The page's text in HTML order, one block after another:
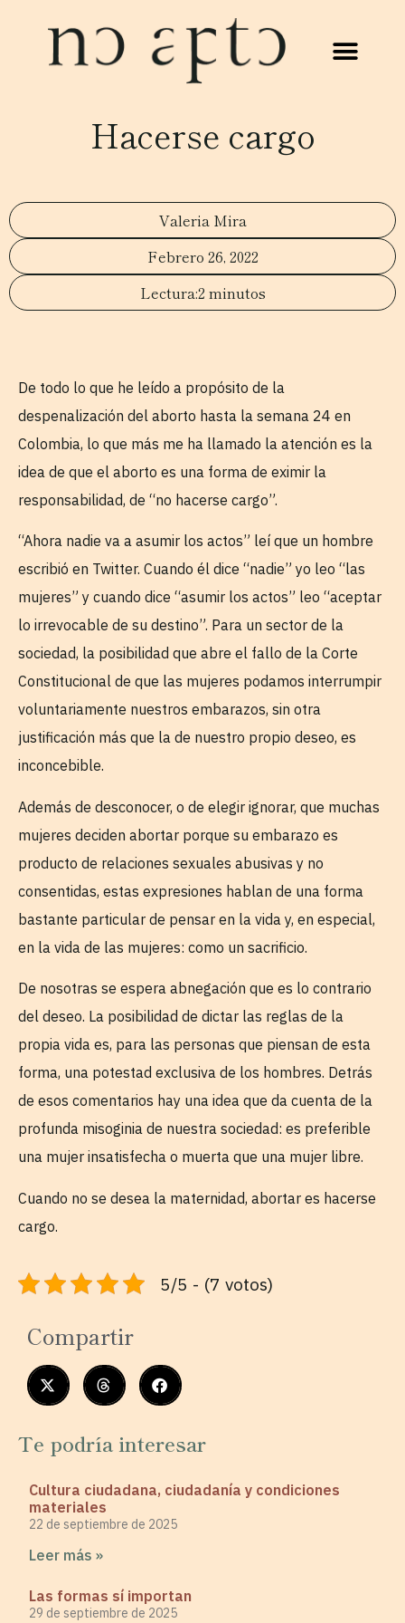
Hacerse cargo
Valeria Mira
Febrero 26, 2022
2 minutos
De todo lo que he leído a propósito de la
despenalización del aborto hasta la semana 24 en
Colombia, lo que más me ha llamado la atención es la
idea de que el aborto es una forma de eximir la
responsabilidad, de “no hacerse cargo”.
“Ahora nadie va a asumir los actos” leí que un hombre
escribió en Twitter. Cuando él dice “nadie” yo leo “las
mujeres” y cuando dice “asumir los actos” leo “aceptar
lo irrevocable de su destino”. Para un sector de la
sociedad, la posibilidad que abre el fallo de la Corte
Constitucional de que las mujeres podamos interrumpir
voluntariamente nuestros embarazos, sin otra
justificación más que la de nuestro propio deseo, es
inconcebible.
Además de desconocer, o de elegir ignorar, que muchas
mujeres deciden abortar porque su embarazo es
producto de relaciones sexuales abusivas y no
consentidas, estas expresiones hablan de una forma
bastante particular de pensar en la vida y, en especial,
en la vida de las mujeres: como un sacrificio.
De nosotras se espera abnegación que es lo contrario
del deseo. La posibilidad de dictar las reglas de la
propia vida es, para las personas que piensan de esta
forma, una potestad exclusiva de los hombres. Detrás
de esos comentarios hay una idea que da cuenta de la
profunda misoginia de nuestra sociedad: es preferible
una mujer insatisfecha o muerta que una mujer libre.
Cuando no se desea la maternidad, abortar es hacerse
cargo.
5/5 - (7 votos)
Compartir
Te podría interesar
Cultura ciudadana, ciudadanía y condiciones
materiales
22 de septiembre de 2025
Leer más »
Las formas sí importan
29 de septiembre de 2025